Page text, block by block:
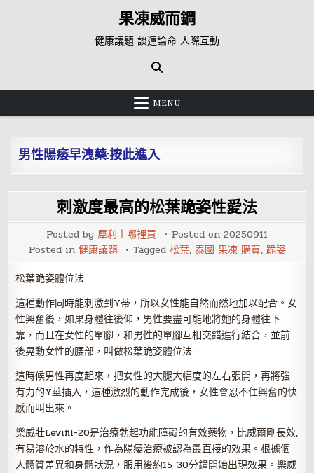
果凍威而鋼
健康議題 談運論命 人際互動
MENU
男性陽痿早洩藥:按此進入
刺激度最高的松葉跪姿性愛法
Posted by 犀利士哪裡買 Posted on 20250911
Posted in 健康議題 Tagged 松葉, 泰國 果凍 購買, 跪姿
松葉跪姿體位法
這種動作同時能刺激到Y蒂，所以女性能自然而然地加以配合。女
性興奮後，如果身體往後仰，男性要盡可能地將她的身體往下
靠，而且在女性的單腳，和男性的單腳互相交錯進行結合，並前
後晃動女性的腰部，叫做松葉跪姿體位法。
這時候男性再度起來，把女性的大腿大幅度的左右張開，再將強
有力的Y莖插入，這種激烈的動作完成後，女性會忍不住興奮的快
感而叫出來。
樂威壯Levifil-20是治療勃起功能障礙的有效藥物，比威爾剛長效,
有易溶於水的特性，作為陽痿治療被認為最直接的效果。根據個
人體質差異和身體狀況，服用後約15-30分鐘開始出現效果。樂威